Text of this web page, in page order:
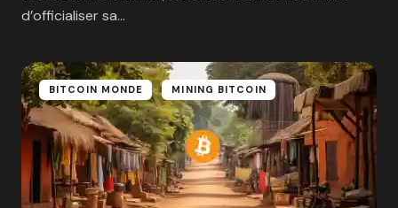
d’officialiser sa…
BITCOIN MONDE MINING BITCOIN